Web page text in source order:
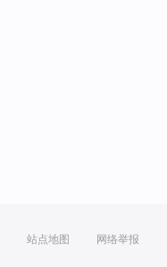
站点地图 网络举报